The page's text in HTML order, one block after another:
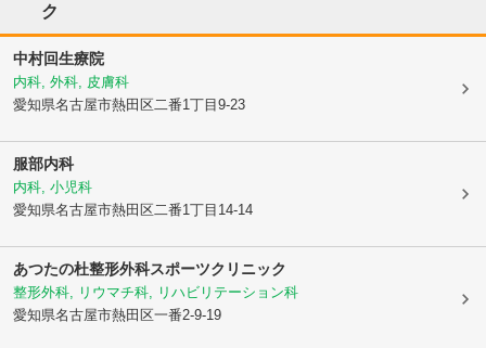
ク
中村回生療院
内科, 外科, 皮膚科
愛知県名古屋市熱田区 二番1丁目9-23
服部内科
内科, 小児科
愛知県名古屋市熱田区 二番1丁目14-14
あつたの杜整形外科スポーツクリニック
整形外科, リウマチ科, リハビリテーション科
愛知県名古屋市熱田区一番2-9-19